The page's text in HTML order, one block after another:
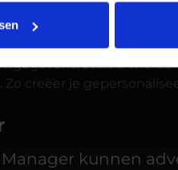
hun first-
zoals e-
creëer je
Manager kunnen